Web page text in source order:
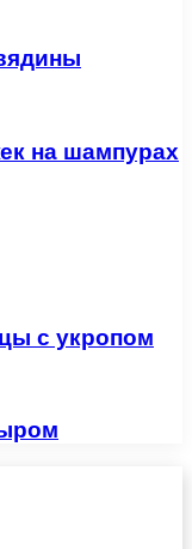
на шампурах
с укропом